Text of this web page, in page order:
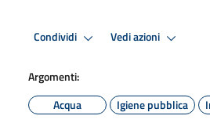
Condividi Vedi azioni
Argomenti:
Acqua
Igiene pubblica